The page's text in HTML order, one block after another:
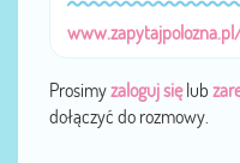
Prosimyzaloguj sięlub
dołączyć do rozmowy.